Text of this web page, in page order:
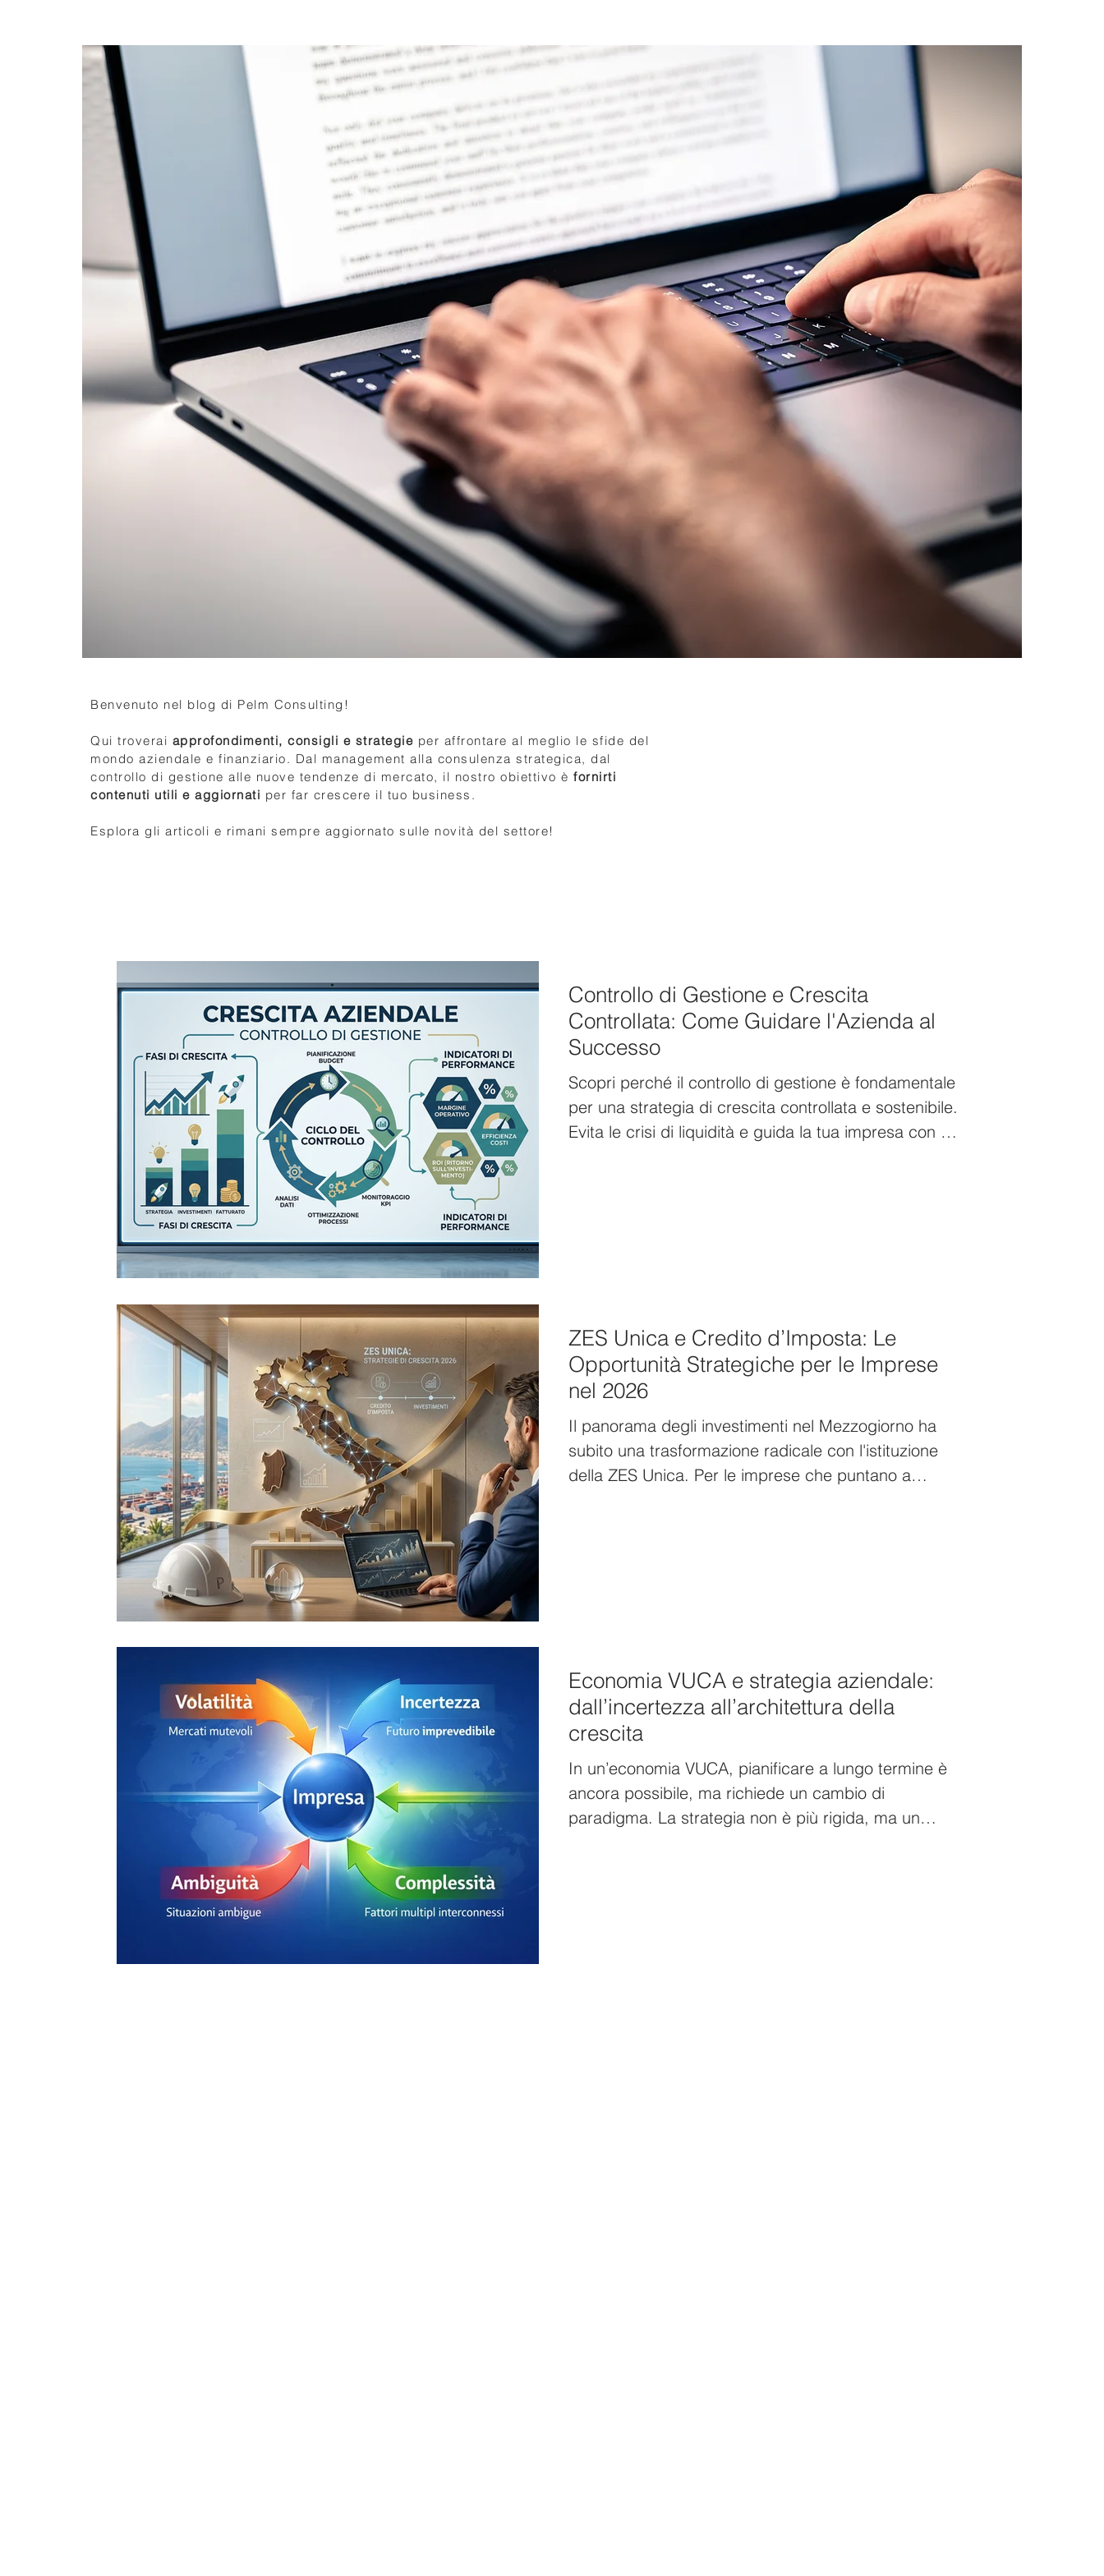
Benvenuto nel blog di Pelm Consulting!
Qui troverai approfondimenti, consigli e strategie per affrontare al meglio le sfide del
mondo aziendale e finanziario. Dal management alla consulenza strategica, dal
controllo di gestione alle nuove tendenze di mercato, il nostro obiettivo è fornirti
contenuti utili e aggiornati per far crescere il tuo business.
Esplora gli articoli e rimani sempre aggiornato sulle novità del settore!
Controllo di Gestione e Crescita
Controllata: Come Guidare l'Azienda al
Successo
Scopri perché il controllo di gestione è fondamentale
per una strategia di crescita controllata e sostenibile.
Evita le crisi di liquidità e guida la tua impresa con i
ZES Unica e Credito d’Imposta: Le
Opportunità Strategiche per le Imprese
nel 2026
Il panorama degli investimenti nel Mezzogiorno ha
subito una trasformazione radicale con l'istituzione
della ZES Unica. Per le imprese che puntano a
Economia VUCA e strategia aziendale:
dall’incertezza all’architettura della
crescita
In un’economia VUCA, pianificare a lungo termine è
ancora possibile, ma richiede un cambio di
paradigma. La strategia non è più rigida, ma un